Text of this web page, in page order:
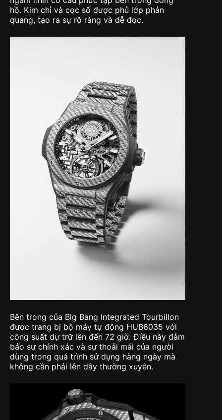
hồ. Kim chỉ và cọc số được phủ lớp phản
quang, tạo ra sự rõ ràng và dễ đọc.
Bên trong của Big Bang Integrated Tourbillon
được trang bị bộ máy tự động HUB6035 với
công suất dự trữ lên đến 72 giờ. Điều này đảm
bảo sự chính xác và sự thoải mái của người
dùng trong quá trình sử dụng hàng ngày mà
không cần phải lên dây thường xuyên.